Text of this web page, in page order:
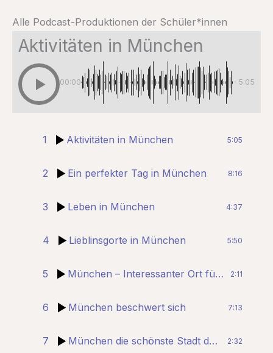
Alle Podcast-Produktionen der Schüler*innen
Aktivitäten in München
00:00 -5:05
1 Aktivitäten in München 5:05
2 Ein perfekter Tag in München 8:16
3 Leben in München 4:37
4 Lieblinsgorte in München 5:50
5 München – Interessanter Ort für Touristen 2:11
6 München beschwert sich 7:13
7 München die schönste Stadt der Welt 2:32